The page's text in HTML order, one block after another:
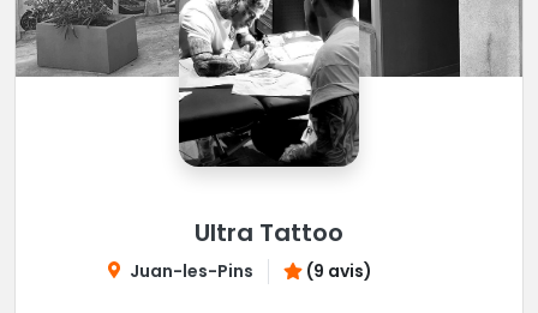
Ultra Tattoo
Juan-les-Pins (9 avis)